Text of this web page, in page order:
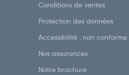
Conditions de ventes
Protection des données
Accessibilité : non conforme
Nos assurances
Notre brochure